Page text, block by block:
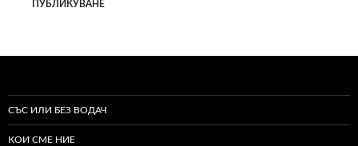
СЪС ИЛИ БЕЗ ВОДАЧ
КОИ СМЕ НИЕ